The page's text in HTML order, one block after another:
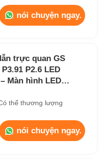
nói chuyện ngay.
trực quan GS
P2.6 LED
Màn hình LED
500x1000mm cho
Biểu diễn & Lễ hội
thể thương lượng
nói chuyện ngay.